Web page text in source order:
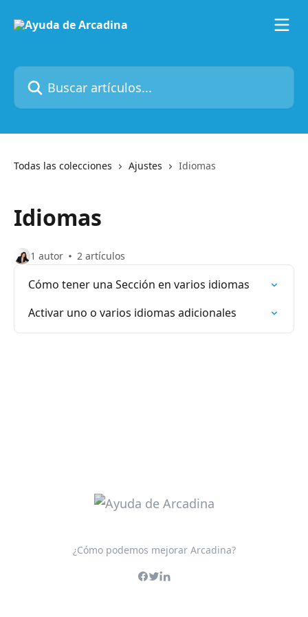
Buscar artículos...
Todas las colecciones Ajustes Idiomas
Idiomas
1 autor 2 artículos
Cómo tener una Sección en varios idiomas
Activar uno o varios idiomas adicionales
¿Cómo podemos mejorar Arcadina?